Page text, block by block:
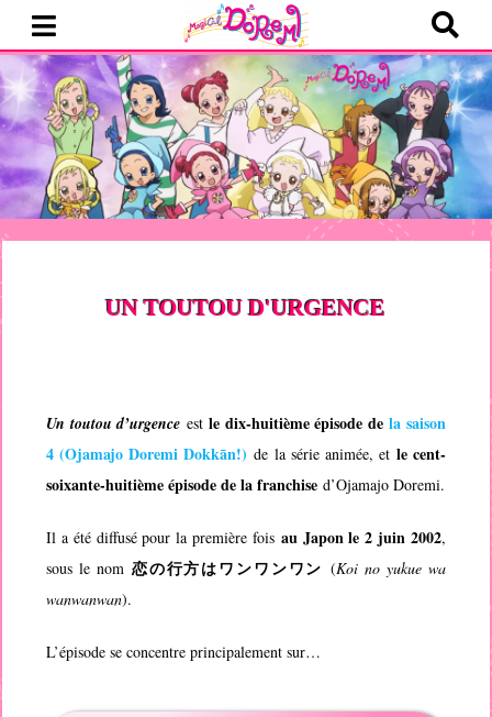
UN TOUTOU D'URGENCE
Un toutou d’urgence estle dix-huitième épisode dela saison
4 (Ojamajo Doremi Dokkān!) de la série animée, et le cent-
soixante-huitième épisode de la franchise d’Ojamajo Doremi.
Il a été diffusé pour la première fois au Japon le 2 juin 2002,
sous le nom 恋の行方はワンワンワン (Koi no yukue wa
wanwanwan).
L’épisode se concentre principalement sur…